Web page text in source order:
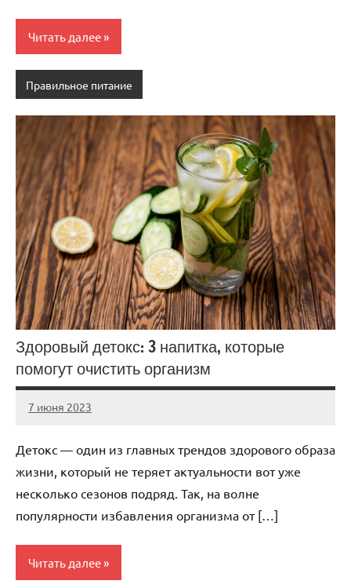
Читать далее
Правильное питание
Здоровый детокс: 3 напитка, которые
помогут очистить организм
7 июня 2023
scuralets_ru
Нет
Детокс — один из главных трендов здорового образа
жизни, который не теряет актуальности вот уже
несколько сезонов подряд. Так, на волне
популярности избавления организма от […]
Читать далее